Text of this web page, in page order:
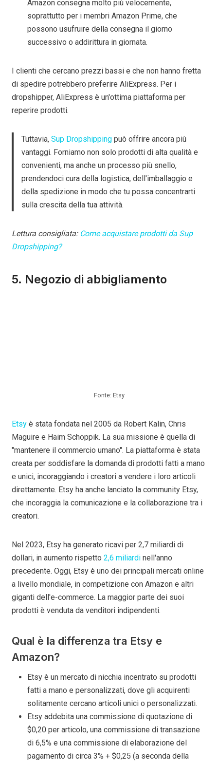
Amazon consegna molto più velocemente,
soprattutto per i membri Amazon Prime, che
possono usufruire della consegna il giorno
successivo o addirittura in giornata.
I clienti che cercano prezzi bassi e che non hanno fretta
di spedire potrebbero preferire AliExpress. Per i
dropshipper, AliExpress è un'ottima piattaforma per
reperire prodotti.
Tuttavia, Sup Dropshipping può offrire ancora più
vantaggi. Forniamo non solo prodotti di alta qualità e
convenienti, ma anche un processo più snello,
prendendoci cura della logistica, dell'imballaggio e
della spedizione in modo che tu possa concentrarti
sulla crescita della tua attività.
Lettura consigliata: Come acquistare prodotti da Sup
Dropshipping?
5. Negozio di abbigliamento
Fonte: Etsy
Etsy è stata fondata nel 2005 da Robert Kalin, Chris
Maguire e Haim Schoppik. La sua missione è quella di
"mantenere il commercio umano". La piattaforma è stata
creata per soddisfare la domanda di prodotti fatti a mano
e unici, incoraggiando i creatori a vendere i loro articoli
direttamente. Etsy ha anche lanciato la community Etsy,
che incoraggia la comunicazione e la collaborazione tra i
creatori.
Nel 2023, Etsy ha generato ricavi per 2,7 miliardi di
dollari, in aumento rispetto 2,6 miliardi nell'anno
precedente. Oggi, Etsy è uno dei principali mercati online
a livello mondiale, in competizione con Amazon e altri
giganti dell'e-commerce. La maggior parte dei suoi
prodotti è venduta da venditori indipendenti.
Qual è la differenza tra Etsy e
Amazon?
Etsy è un mercato di nicchia incentrato su prodotti
fatti a mano e personalizzati, dove gli acquirenti
solitamente cercano articoli unici o personalizzati.
Etsy addebita una commissione di quotazione di
$0,20 per articolo, una commissione di transazione
di 6,5% e una commissione di elaborazione del
pagamento di circa 3% + $0,25 (a seconda della